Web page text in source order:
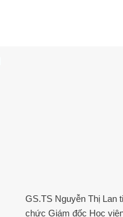
GS.TS Nguyễn Thị Lan
chức Giám đốc Học